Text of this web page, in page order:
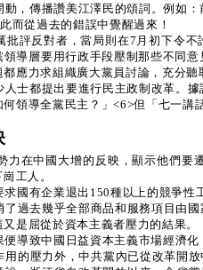
，傳播讚美江澤民的頌詞。例如
而從過去的錯誤中覺醒過來！
評反對者，當局則在7月初下令
導層要用行政手段壓制那些不同
應力求組織廣大黨員討論，充分
士都提出要進行民主政制改革。
領導全黨民主？」<6>但「七一
力在中國大增的反映，顯示他們
工人。
國有企業退出150種以上的競爭
過去幾乎全部商品和服務項目由
是屈從於資本主義者壓力的結果。
導致中國日益資本主義市場經濟化
的壓力外，中共黨內已從改革開